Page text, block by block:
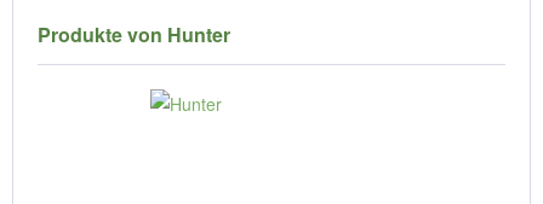
Produkte von Hunter